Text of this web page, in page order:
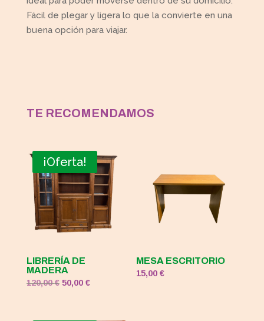
Fácil de plegar y ligera lo que la convierte en una
buena opción para viajar.
TE RECOMENDAMOS
¡Oferta!
LIBRERÍA DE
MADERA
120,00€ El
50,00 €El
MESA ESCRITORIO
15,00€